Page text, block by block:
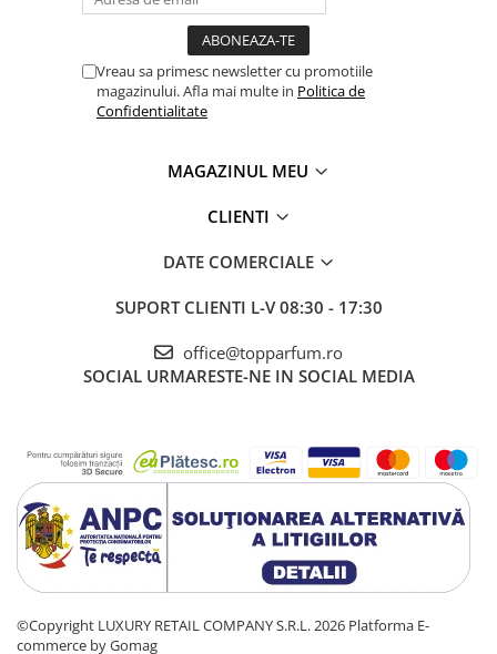
Vreau sa primesc newsletter cu promotiile
magazinului. Afla mai multe in Politica de
Confidentialitate
MAGAZINUL MEU
CLIENTI
DATE COMERCIALE
SUPORT CLIENTI L-V 08:30 - 17:30
office@topparfum.ro
SOCIAL URMARESTE-NE IN SOCIAL MEDIA
©Copyright LUXURY RETAIL COMPANY S.R.L. 2026 Platforma E-
commerce by Gomag